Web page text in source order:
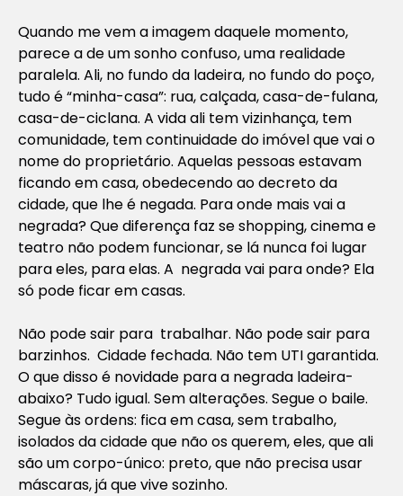
Quando me vem a imagem daquele momento,
parece a de um sonho confuso, uma realidade
paralela. Ali, no fundo da ladeira, no fundo do poço,
tudo é “minha-casa”: rua, calçada, casa-de-fulana,
casa-de-ciclana. A vida ali tem vizinhança, tem
comunidade, tem continuidade do imóvel que vai o
nome do proprietário. Aquelas pessoas estavam
ficando em casa, obedecendo ao decreto da
cidade, que lhe é negada. Para onde mais vai a
negrada? Que diferença faz se shopping, cinema e
teatro não podem funcionar, se lá nunca foi lugar
para eles, para elas. A negrada vai para onde? Ela
só pode ficar em casas.
Não pode sair para trabalhar. Não pode sair para
barzinhos. Cidade fechada. Não tem UTI garantida.
O que disso é novidade para a negrada ladeira-
abaixo? Tudo igual. Sem alterações. Segue o baile.
Segue às ordens: fica em casa, sem trabalho,
isolados da cidade que não os querem, eles, que ali
são um corpo-único: preto, que não precisa usar
máscaras, já que vive sozinho.